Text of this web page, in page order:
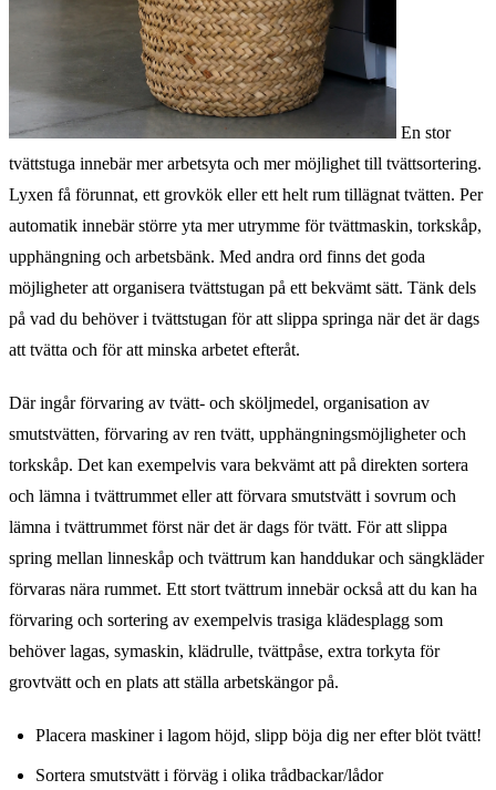
En stor
tvättstuga innebär mer arbetsyta och mer möjlighet till tvättsortering.
Lyxen få förunnat, ett grovkök eller ett helt rum tillägnat tvätten. Per
automatik innebär större yta mer utrymme för tvättmaskin, torkskåp,
upphängning och arbetsbänk. Med andra ord finns det goda
möjligheter att organisera tvättstugan på ett bekvämt sätt. Tänk dels
på vad du behöver i tvättstugan för att slippa springa när det är dags
att tvätta och för att minska arbetet efteråt.
Där ingår förvaring av tvätt- och sköljmedel, organisation av
smutstvätten, förvaring av ren tvätt, upphängningsmöjligheter och
torkskåp. Det kan exempelvis vara bekvämt att på direkten sortera
och lämna i tvättrummet eller att förvara smutstvätt i sovrum och
lämna i tvättrummet först när det är dags för tvätt. För att slippa
spring mellan linneskåp och tvättrum kan handdukar och sängkläder
förvaras nära rummet. Ett stort tvättrum innebär också att du kan ha
förvaring och sortering av exempelvis trasiga klädesplagg som
behöver lagas, symaskin, klädrulle, tvättpåse, extra torkyta för
grovtvätt och en plats att ställa arbetskängor på.
Placera maskiner i lagom höjd, slipp böja dig ner efter blöt tvätt!
Sortera smutstvätt i förväg i olika trådbackar/lådor